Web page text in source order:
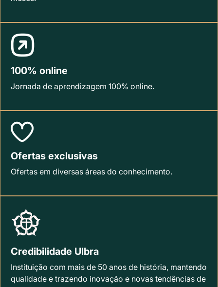
100% online
Jornada de aprendizagem 100% online.
Ofertas exclusivas
Ofertas em diversas áreas do conhecimento.
Credibilidade Ulbra
Instituição com mais de 50 anos de história, mantendo
qualidade e trazendo inovação e novas tendências de